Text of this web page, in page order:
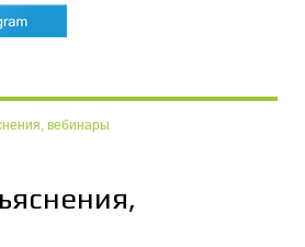
вебинары